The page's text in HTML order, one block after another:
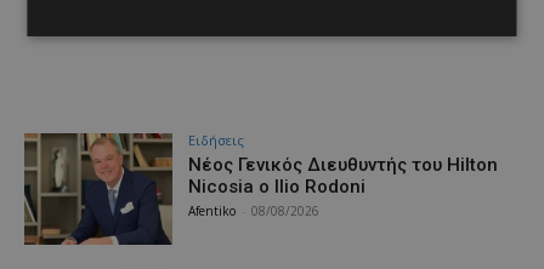
Ειδήσεις
Νέος Γενικός Διευθυντής του Hilton
Nicosia ο Ilio Rodoni
Afentiko 08/08/2026